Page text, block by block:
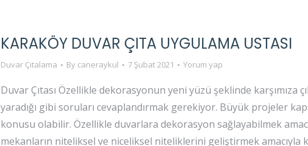
KARAKÖY DUVAR ÇITA UYGULAMA USTASI
Duvar Çıtalama By caneraykul 7 Şubat 2021 Yorum yap
Duvar Çıtası Özellikle dekorasyonun yeni yüzü şeklinde karşımıza
yaradığı gibi soruları cevaplandırmak gerekiyor. Büyük projeler
konusu olabilir. Özellikle duvarlara dekorasyon sağlayabilmek
mekanların niteliksel ve niceliksel niteliklerini geliştirmek amacıyla